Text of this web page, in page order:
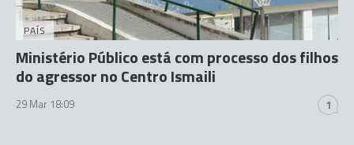
PAÍS
Ministério Público está com processo dos filhos
do agressor no Centro Ismaili
29 Mar 18:09 1